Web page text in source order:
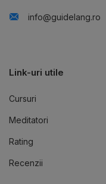
info@guidelang.ro
Link-uri utile
Cursuri
Meditatori
Rating
Recenzii